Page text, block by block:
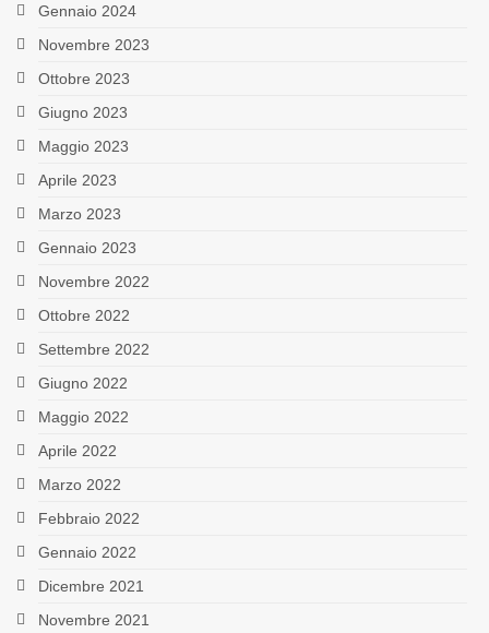
Gennaio 2024
Novembre 2023
Ottobre 2023
Giugno 2023
Maggio 2023
Aprile 2023
Marzo 2023
Gennaio 2023
Novembre 2022
Ottobre 2022
Settembre 2022
Giugno 2022
Maggio 2022
Aprile 2022
Marzo 2022
Febbraio 2022
Gennaio 2022
Dicembre 2021
Novembre 2021